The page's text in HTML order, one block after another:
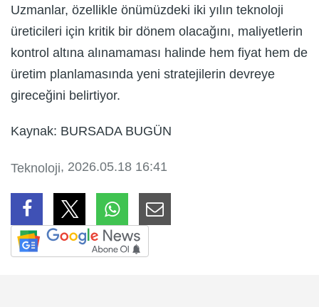
Uzmanlar, özellikle önümüzdeki iki yılın teknoloji
üreticileri için kritik bir dönem olacağını, maliyetlerin
kontrol altına alınamaması halinde hem fiyat hem de
üretim planlamasında yeni stratejilerin devreye
gireceğini belirtiyor.
Kaynak: BURSADA BUGÜN
Teknoloji, 2026.05.18 16:41